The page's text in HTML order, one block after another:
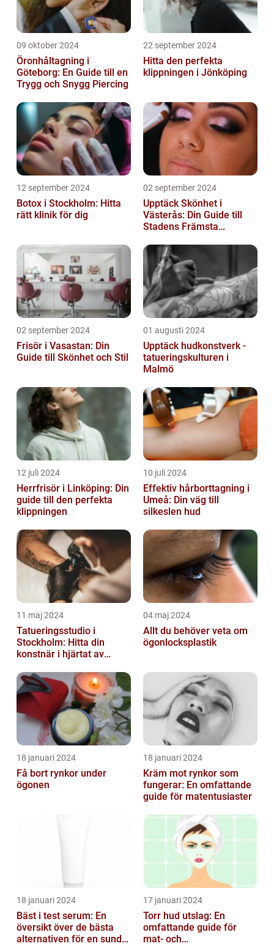
09 oktober 2024
Öronhåltagning i
Göteborg: En Guide till en
Trygg och Snygg Piercing
22 september 2024
Hitta den perfekta
klippningen i Jönköping
12 september 2024
Botox i Stockholm: Hitta
rätt klinik för dig
02 september 2024
Upptäck Skönhet i
Västerås: Din Guide till
Stadens Främsta
02 september 2024
Frisör i Vasastan: Din
Guide till Skönhet och Stil
01 augusti 2024
Upptäck hudkonstverk -
tatueringskulturen i
Malmö
12 juli 2024
Herrfrisör i Linköping: Din
guide till den perfekta
klippningen
10 juli 2024
Effektiv hårborttagning i
Umeå: Din väg till
silkeslen hud
11 maj 2024
Tatueringsstudio i
Stockholm: Hitta din
konstnär i hjärtat av
04 maj 2024
Allt du behöver veta om
ögonlocksplastik
18 januari 2024
Få bort rynkor under
ögonen
18 januari 2024
Kräm mot rynkor som
fungerar: En omfattande
guide för matentusiaster
18 januari 2024
Bäst i test serum: En
översikt över de bästa
alternativen för en sund
17 januari 2024
Torr hud utslag: En
omfattande guide för
mat- och